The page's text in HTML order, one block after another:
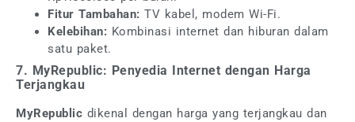
Fitur Tambahan: TV kabel, modem Wi-Fi.
Kelebihan: Kombinasi internet dan hiburan dalam
satu paket.
7. MyRepublic: Penyedia Internet dengan Harga
Terjangkau
MyRepublic dikenal dengan harga yang terjangkau dan